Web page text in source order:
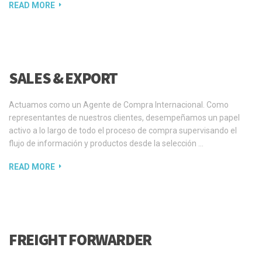
READ MORE
SALES & EXPORT
Actuamos como un Agente de Compra Internacional. Como
representantes de nuestros clientes, desempeñamos un papel
activo a lo largo de todo el proceso de compra supervisando el
flujo de información y productos desde la selección …
READ MORE
FREIGHT FORWARDER